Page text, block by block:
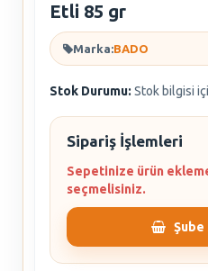
Etli 85 gr
Marka:BADO
Stok Durumu: Stok bilgisi
Sipariş İşlemleri
Sepetinize ürün
seçmelisiniz.
Şube